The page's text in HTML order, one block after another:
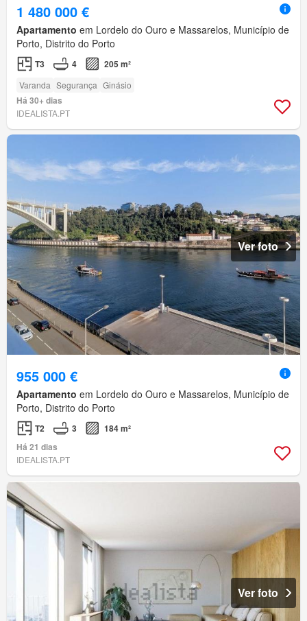
1 480 000 €
Apartamento em Lordelo do Ouro e Massarelos, Município de
Porto, Distrito do Porto
T3 4 205 m²
Varanda Segurança Ginásio
Há 30+ dias
IDEALISTA.PT
Ver foto
955 000 €
Apartamento em Lordelo do Ouro e Massarelos, Município de
Porto, Distrito do Porto
T2 3
184 m²
Há 21 dias
IDEALISTA.PT
Ver foto